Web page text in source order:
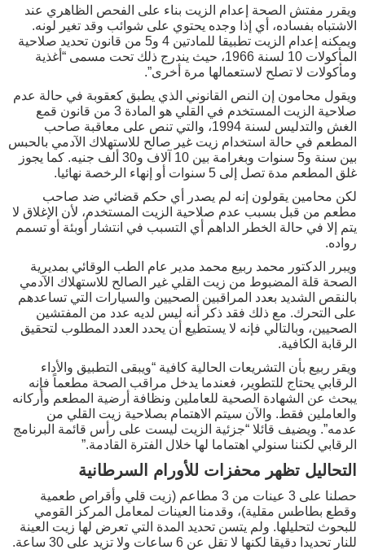
ويقرر مفتش الصحة إعدام الزيت بناء على الفحص الظاهري عند
الاشتباه بفساده، أي إذا وجده يحتوي على شوائب وقد تغير لونه.
ويمكنه إعدام الزيت تطبيقا للمادتين 4 و5 من قانون تحديد صلاحية
المأكولات 10 لسنة 1966، حيث يندرج ذلك تحت مسمى “أغذية
ومأكولات لا تصلح لاستعمالها مرة أخرى”.
ويقول محامون إن النص القانوني الذي يطبق كعقوبة في حالة عدم
صلاحية الزيت المستخدم في القلي هو المادة 3 من قانون قمع
الغش والتدليس لسنة 1994، والتي تنص على معاقبة صاحب
المطعم في حالة استخدام زيت غير صالح للاستهلاك الآدمي بالحبس
بين سنة و5 سنوات وبغرامة بين 10 آلاف و30 ألف جنيه. كما يجوز
غلق المطعم مدة تصل إلى 5 سنوات أو إنهاء الرخصة نهائيا.
لكن محامين يقولون إنه لم يصدر أي حكم قضائي ضد صاحب
مطعم من قبل بسبب عدم صلاحية الزيت المستخدم، لأن الإغلاق لا
يتم إلا في حالة الخطر الداهم أي التسبب في انتشار أوبئة أو تسمم
رواده.
ويبرر الدكتور محمد ربيع محمد مدير عام الطب الوقائي بمديرية
الصحة قلة المضبوط من زيت القلي غير الصالح للاستهلاك الآدمي
بالنقص الشديد بعدد المراقبين الصحيين والسيارات التي تساعدهم
على التحرك. مع ذلك فقد ذكر أنه ليس لديه عدد من المفتشين
الصحيين، وبالتالي فإنه لا يستطيع أن يحدد العدد المطلوب لتحقيق
الرقابة الكافية.
ويقر ربيع بأن التشريعات الحالية كافية “ويبقى التطبيق والأداء
الرقابي يحتاج للتطوير، فعندما يدخل مراقب الصحة مطعماً فإنه
يبحث عن الشهادة الصحية للعاملين ونظافة أرضية المطعم وأركانه
والعاملين فقط. والآن سيتم الاهتمام بصلاحية زيت القلي من
عدمه”. ويضيف قائلا “جزئية الزيت ليست على رأس قائمة البرنامج
الرقابي لكننا سنولي اهتماما لها خلال الفترة القادمة.”
التحاليل تظهر محفزات للأورام السرطانية
حصلنا على 3 عينات من 3 مطاعم (زيت قلي وأقراص طعمية
وقطع بطاطس مقلية)، وقدمنا العينات لمعامل المركز القومي
للبحوث لتحليلها. ولم يتسن تحديد المدة التي تعرض لها زيت العينة
للنار تحديدا دقيقا لكنها لا تقل عن 6 ساعات ولا تزيد على 30 ساعة.